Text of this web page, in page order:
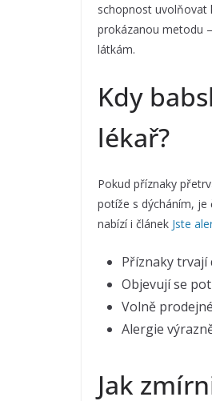
schopnost uvolňovat
prokázanou metodu
látkám.
Kdy
lékař?
Pokud příznaky
potíže s dýcháním,
nabízí i článek Jste
Příznaky trvají
Objevují se
Volně
Alergie
Jak